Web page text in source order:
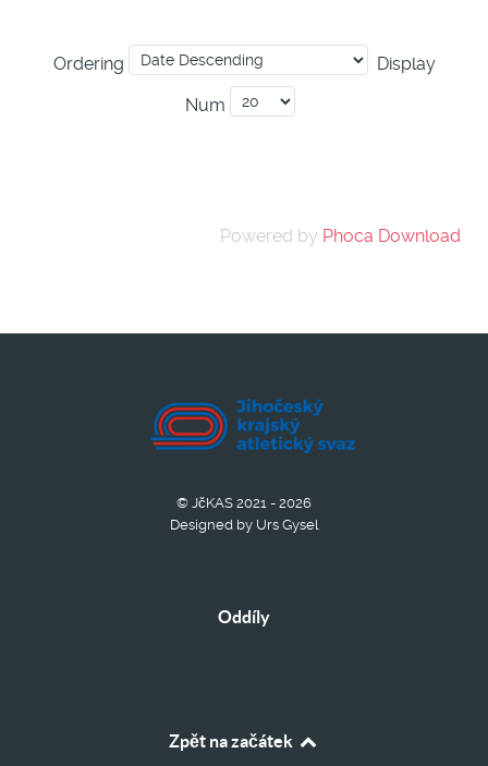
Ordering
Display
Num
Powered by Phoca Download
© JčKAS 2021 - 2026
Designed by Urs Gysel
Oddíly
Zpět na začátek